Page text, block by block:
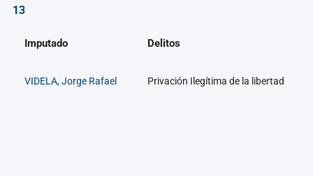
13
Imputado Delitos
VIDELA, Jorge Rafael Privación Ilegítima de la libertad